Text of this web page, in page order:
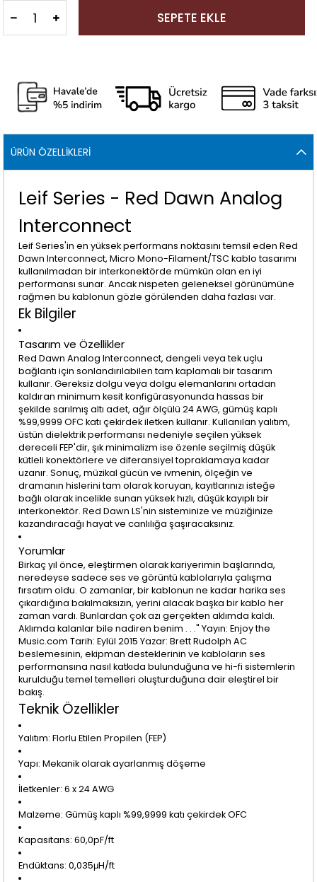
ÜRÜN ÖZELLIKLERI
Leif Series - Red Dawn Analog
Interconnect
Leif Series'in en yüksek performans noktasını temsil eden Red
Dawn Interconnect, Micro Mono-Filament/TSC kablo tasarımı
kullanılmadan bir interkonektörde mümkün olan en iyi
performansı sunar. Ancak nispeten geleneksel görünümüne
rağmen bu kablonun gözle görülenden daha fazlası var.
Ek Bilgiler
Tasarım ve Özellikler
Red Dawn Analog Interconnect, dengeli veya tek uçlu
bağlantı için sonlandırılabilen tam kaplamalı bir tasarım
kullanır. Gereksiz dolgu veya dolgu elemanlarını ortadan
kaldıran minimum kesit konfigürasyonunda hassas bir
şekilde sarılmış altı adet, ağır ölçülü 24 AWG, gümüş kaplı
%99,9999 OFC katı çekirdek iletken kullanır. Kullanılan yalıtım,
üstün dielektrik performansı nedeniyle seçilen yüksek
dereceli FEP'dir, şık minimalizm ise özenle seçilmiş düşük
kütleli konektörlere ve diferansiyel topraklamaya kadar
uzanır. Sonuç, müzikal gücün ve ivmenin, ölçeğin ve
dramanın hislerini tam olarak koruyan, kayıtlarınızı isteğe
bağlı olarak incelikle sunan yüksek hızlı, düşük kayıplı bir
interkonektör. Red Dawn LS'nin sisteminize ve müziğinize
kazandıracağı hayat ve canlılığa şaşıracaksınız.
Yorumlar
Birkaç yıl önce, eleştirmen olarak kariyerimin başlarında,
neredeyse sadece ses ve görüntü kablolarıyla çalışma
fırsatım oldu. O zamanlar, bir kablonun ne kadar harika ses
çıkardığına bakılmaksızın, yerini alacak başka bir kablo her
zaman vardı. Bunlardan çok azı gerçekten aklımda kaldı.
Aklımda kalanlar bile nadiren benim . . ." Yayın: Enjoy the
Music.com Tarih: Eylül 2015 Yazar: Brett Rudolph AC
beslemesinin, ekipman desteklerinin ve kabloların ses
performansına nasıl katkıda bulunduğuna ve hi-fi sistemlerin
kurulduğu temel temelleri oluşturduğuna dair eleştirel bir
bakış.
Teknik Özellikler
Yalıtım: Florlu Etilen Propilen (FEP)
Yapı: Mekanik olarak ayarlanmış döşeme
İletkenler: 6 x 24 AWG
Malzeme: Gümüş kaplı %99,9999 katı çekirdek OFC
Kapasitans: 60,0pF/ft
Endüktans: 0,035μH/ft